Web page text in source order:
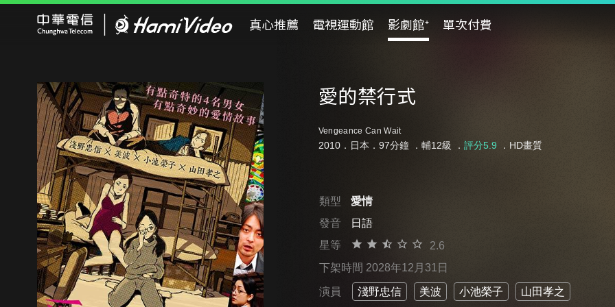
真心推薦 電視運動館 影劇館⁺ 單次付費
愛的禁行式
Vengeance Can Wait
2010．日本．97分鐘 ． 輔12級 ． 評分5.9．HD畫質
類型
愛情
發音
日語
星等
2.6
下架時間 2028年12月31日
演員 淺野忠信 美波 小池榮子 山田孝之